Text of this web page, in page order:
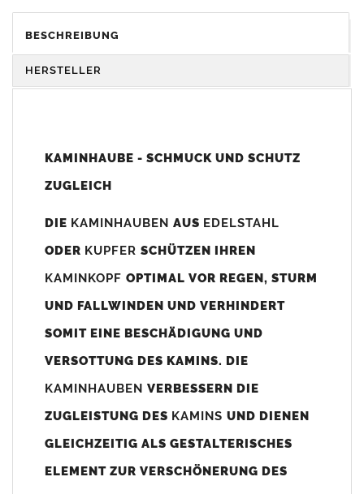
DIENEN GLEICHZEITIG ALS GESTALTERISCHES
ELEMENT ZUR VERSCHÖNERUNG DES BAUWERKS.
Unsere Maßangaben beziehen sich immer auf das
800mm x 740-800mm angefertigt (siehe Bild/Zeichnung unten).
angefertigt werden (bitte anfragen).
(siehe Bild/Zeichnung unten) angefertigt. Sollten die Bohrungen
nicht passen dann bitte "ohne"Bohrungen (Auswahlfeld)
bis 500mm Kaminbreite: Abstand vom Kaminrand ca.
80mm
BESCHREIBUNG
HERSTELLER
KAMINHAUBE - SCHMUCK UND SCHUTZ
ZUGLEICH
DIE KAMINHAUBEN AUS EDELSTAHL
ODER KUPFER SCHÜTZEN IHREN
KAMINKOPF OPTIMAL VOR REGEN, STURM
UND FALLWINDEN UND VERHINDERT
SOMIT EINE BESCHÄDIGUNG UND
VERSOTTUNG DES KAMINS. DIE
KAMINHAUBEN VERBESSERN DIE
ZUGLEISTUNG DES KAMINS UND DIENEN
GLEICHZEITIG ALS GESTALTERISCHES
ELEMENT ZUR VERSCHÖNERUNG DES